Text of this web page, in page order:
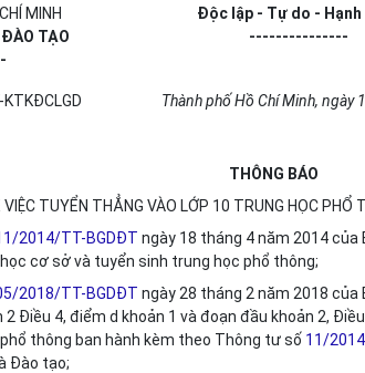
MINH
ĐÀO TẠO
Độc lập - Tự do - Hạnh
---------------
Thành phố Hồ Chí Minh, ngày
THÔNG BÁO
VIỆC TUYỂN THẲNG VÀO LỚP 10 TRUNG HỌC PHỔ
2014/TT-BGDĐT ngày 18 tháng 4 năm 2014 của
cơ sở và tuyển sinh trung học phổ thông;
2018/TT-BGDĐT ngày 28 tháng 2 năm 2018 của
2 Điều 4, điểm d khoản 1 và đoạn đầu khoản 2,
thông ban hành kèm theo Thông tư số 11/
Đào tạo;